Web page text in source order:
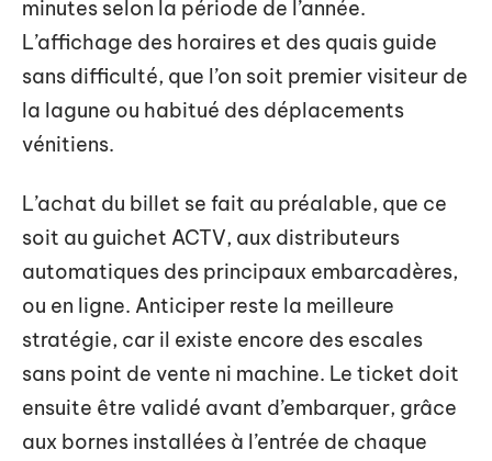
minutes selon la période de l’année.
L’affichage des horaires et des quais guide
sans difficulté, que l’on soit premier visiteur de
la lagune ou habitué des déplacements
vénitiens.
L’achat du billet se fait au préalable, que ce
soit au guichet ACTV, aux distributeurs
automatiques des principaux embarcadères,
ou en ligne. Anticiper reste la meilleure
stratégie, car il existe encore des escales
sans point de vente ni machine. Le ticket doit
ensuite être validé avant d’embarquer, grâce
aux bornes installées à l’entrée de chaque